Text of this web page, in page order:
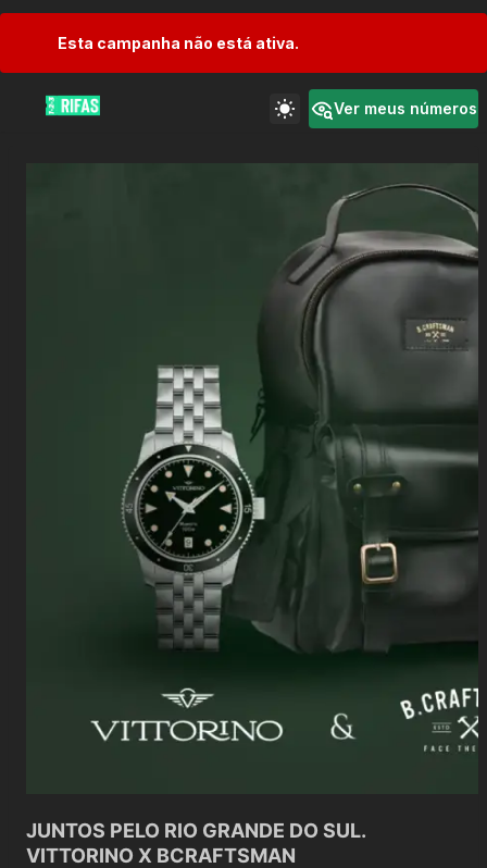
Esta campanha não está ativa.
Ver meus números
JUNTOS PELO RIO GRANDE DO SUL.
VITTORINO X BCRAFTSMAN